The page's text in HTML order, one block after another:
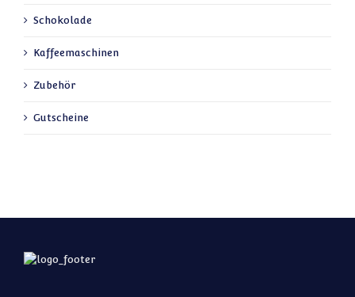
Schokolade
Kaffeemaschinen
Zubehör
Gutscheine